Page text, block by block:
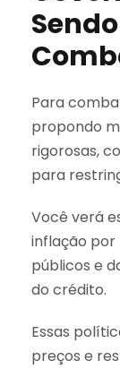
Para
propondo
rigorosas,
para
Você verá
inflação por
públicos e
do crédito.
Essas
preços e